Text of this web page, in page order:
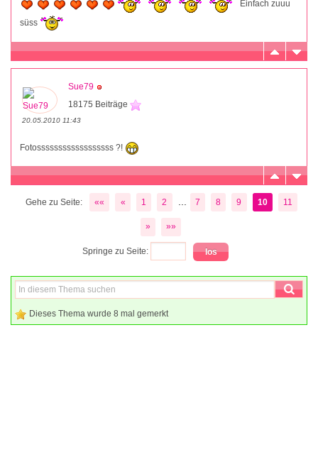
Einfach zuuu
süss
Sue79
18175 Beiträge
20.05.2010 11:43
Fotossssssssssssssssss ?!
Gehe zu Seite: «« « 1 2 7 8 9 10 11
» »»
Springe zu Seite:
Dieses Thema wurde 8 mal gemerkt